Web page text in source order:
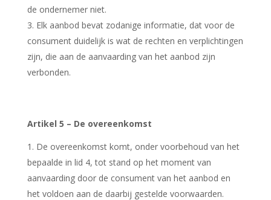
de ondernemer niet.
Elk aanbod bevat zodanige informatie, dat voor de
consument duidelijk is wat de rechten en verplichtingen
zijn, die aan de aanvaarding van het aanbod zijn
verbonden.
Artikel 5 – De overeenkomst
De overeenkomst komt, onder voorbehoud van het
bepaalde in lid 4, tot stand op het moment van
aanvaarding door de consument van het aanbod en
het voldoen aan de daarbij gestelde voorwaarden.